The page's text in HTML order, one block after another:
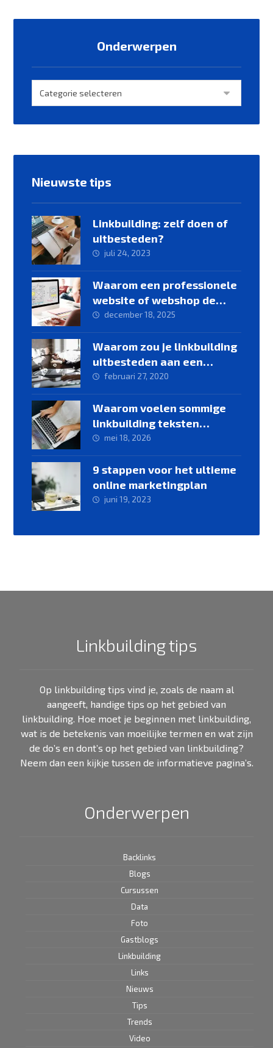
Onderwerpen
Nieuwste tips
Linkbuilding: zelf doen of
uitbesteden?
juli 24, 2023
Waarom een professionele
website of webshop de
basis vormt voor online
groei
december 18, 2025
Waarom zou je linkbuilding
uitbesteden aan een
linkbuilding specialist
februari 27, 2020
Waarom voelen sommige
linkbuilding teksten
geforceerd aan?
mei 18, 2026
9 stappen voor het ultieme
online marketingplan
juni 19, 2023
Linkbuilding tips
Op linkbuilding tips vind je, zoals de naam al
aangeeft, handige tips op het gebied van
linkbuilding. Hoe moet je beginnen met linkbuilding,
wat is de betekenis van moeilijke termen en wat zijn
de do’s en dont’s op het gebied van linkbuilding?
Neem dan een kijkje tussen de informatieve pagina’s.
Onderwerpen
Backlinks
Blogs
Cursussen
Data
Foto
Gastblogs
Linkbuilding
Links
Nieuws
Tips
Trends
Video